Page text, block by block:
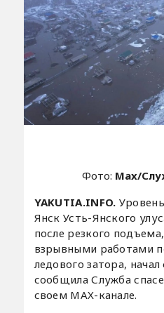
Фото: Max/
YAKUTIA.INFO.
Янск Усть-Янского
после резкого
взрывными работами
ледового затора,
сообщила Служба
своем MAX-канале.